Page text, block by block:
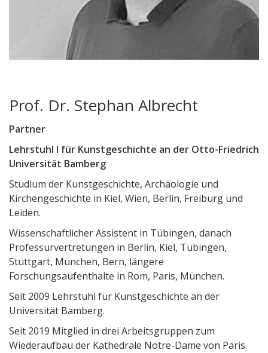
Prof. Dr. Stephan Albrecht
Partner
Lehrstuhl I für Kunstgeschichte an der Otto-Friedrich
Universität Bamberg
Studium der Kunstgeschichte, Archäologie und
Kirchengeschichte in Kiel, Wien, Berlin, Freiburg und
Leiden.
Wissenschaftlicher Assistent in Tübingen, danach
Professurvertretungen in Berlin, Kiel, Tübingen,
Stuttgart, München, Bern, längere
Forschungsaufenthalte in Rom, Paris, München.
Seit 2009 Lehrstuhl für Kunstgeschichte an der
Universität Bamberg.
Seit 2019 Mitglied in drei Arbeitsgruppen zum
Wiederaufbau der Kathedrale Notre-Dame von Paris.